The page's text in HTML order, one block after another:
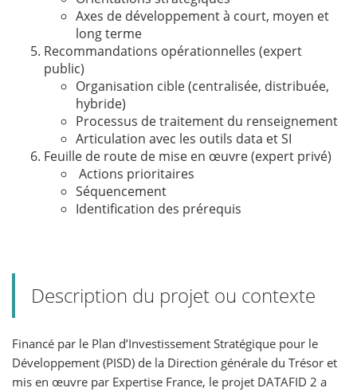
Axes de développement à court, moyen et
long terme
Recommandations opérationnelles (expert
public)
Organisation cible (centralisée, distribuée,
hybride)
Processus de traitement du renseignement
Articulation avec les outils data et SI
Feuille de route de mise en œuvre (expert privé)
Actions prioritaires
Séquencement
Identification des prérequis
Description du projet ou contexte
Financé par le Plan d’Investissement Stratégique pour le
Développement (PISD) de la Direction générale du Trésor et
mis en œuvre par Expertise France, le projet DATAFID 2 a